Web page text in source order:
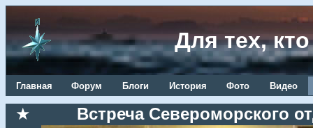
Для тех,
Главная Форум Блоги История Фото Видео
★ Встреча Североморского